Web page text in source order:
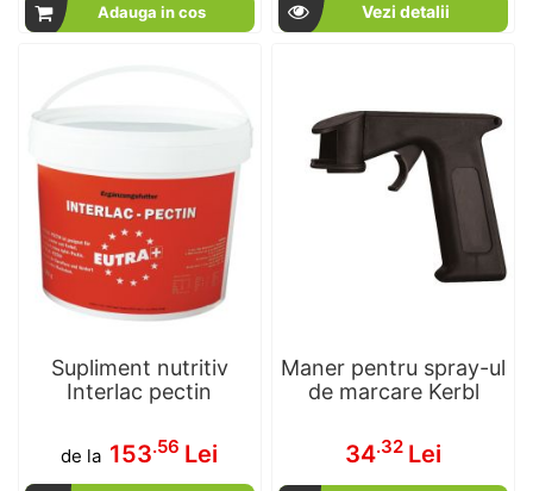
Adauga in cos Vezi detalii
Supliment nutritiv
Interlac pectin
de la 153.56 Lei
Maner pentru spray-ul
de marcare Kerbl
34.32 Lei